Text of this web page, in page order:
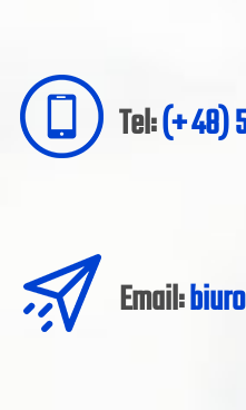
Tel:(+ 48)
Email: